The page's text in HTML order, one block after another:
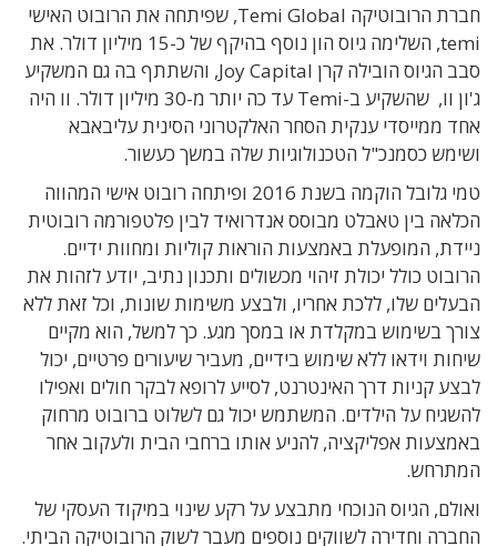
חברת הרובוטיקה Temi Global, שפיתחה את הרובוט האישי
temi, השלימה גיוס הון נוסף בהיקף של כ-15 מיליון דולר. את
סבב הגיוס הובילה קרן Joy Capital, והשתתף בה גם המשקיע
ג'ון וו, שהשקיע ב-Temi עד כה יותר מ-30 מיליון דולר. וו היה
אחד ממייסדי ענקית הסחר האלקטרוני הסינית עליבאבא
ושימש כסמנכ"ל הטכנולוגיות שלה במשך כעשור.
טמי גלובל הוקמה בשנת 2016 ופיתחה רובוט אישי המהווה
הכלאה בין טאבלט מבוסס אנדרואיד לבין פלטפורמה רובוטית
ניידת, המופעלת באמצעות הוראות קוליות ומחוות ידיים.
הרובוט כולל יכולת זיהוי מכשולים ותכנון נתיב, יודע לזהות את
הבעלים שלו, ללכת אחריו, ולבצע משימות שונות, וכל זאת ללא
צורך בשימוש במקלדת או במסך מגע. כך למשל, הוא מקיים
שיחות וידאו ללא שימוש בידיים, מעביר שיעורים פרטיים, יכול
לבצע קניות דרך האינטרנט, לסייע לרופא לבקר חולים ואפילו
להשגיח על הילדים. המשתמש יכול גם לשלוט ברובוט מרחוק
באמצעות אפליקציה, להניע אותו ברחבי הבית ולעקוב אחר
המתרחש.
ואולם, הגיוס הנוכחי מתבצע על רקע שינוי במיקוד העסקי של
החברה וחדירה לשווקים נוספים מעבר לשוק הרובוטיקה הביתי.